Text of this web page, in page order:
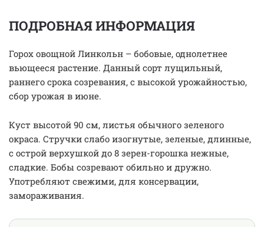
ПОДРОБНАЯ ИНФОРМАЦИЯ
Горох овощной Линкольн – бобовые, однолетнее
вьющееся растение. Данный сорт лущильный,
раннего срока созревания, с высокой урожайностью,
сбор урожая в июне.
Куст высотой 90 см, листья обычного зеленого
окраса. Стручки слабо изогнутые, зеленые, длинные,
с острой верхушкой до 8 зерен-горошка нежные,
сладкие. Бобы созревают обильно и дружно.
Употребляют свежими, для консервации,
замораживания.